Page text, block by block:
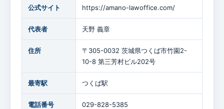
公式サイト https://amano-lawoffice.com/
代表者 天野 義章
住所
〒305-0032 茨城県つくば市竹園2-
10-8 第三芳村ビル202号
最寄駅 つくば駅
電話番号 029-828-5385